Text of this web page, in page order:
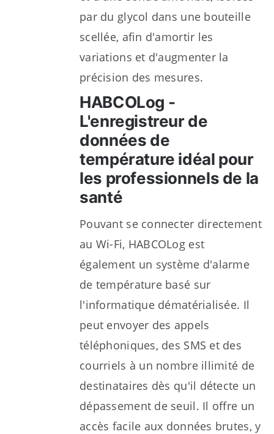
par du glycol dans une bouteille
scellée, afin d'amortir les
variations et d'augmenter la
précision des mesures.
HABCOLog -
L'enregistreur de
données de
température idéal pour
les professionnels de la
santé
Pouvant se connecter directement
au Wi-Fi, HABCOLog est
également un système d'alarme
de température basé sur
l'informatique dématérialisée. Il
peut envoyer des appels
téléphoniques, des SMS et des
courriels à un nombre illimité de
destinataires dès qu'il détecte un
dépassement de seuil. Il offre un
accès facile aux données brutes, y